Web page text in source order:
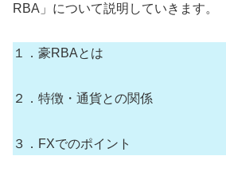
RBA」について説明していきます。
１．豪RBAとは
２．特徴・通貨との関係
３．FXでのポイント